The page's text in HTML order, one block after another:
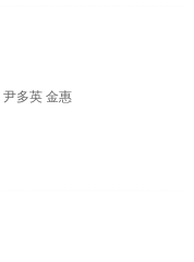
尹多英 金惠